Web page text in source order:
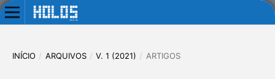
INÍCIO / ARQUIVOS / V. 1 (2021) / ARTIGOS